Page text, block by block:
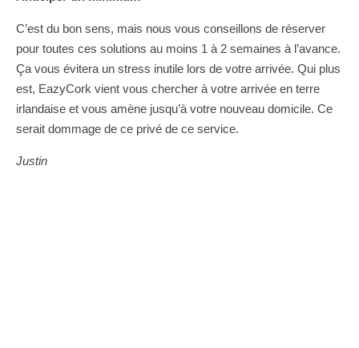
C’est du bon sens, mais nous vous conseillons de réserver
pour toutes ces solutions au moins 1 à 2 semaines à l’avance.
Ça vous évitera un stress inutile lors de votre arrivée. Qui plus
est, EazyCork vient vous chercher à votre arrivée en terre
irlandaise et vous amène jusqu’à votre nouveau domicile. Ce
serait dommage de ce privé de ce service.
Justin